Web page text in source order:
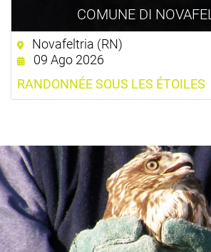
COMUNE DI
Novafeltria (RN)
09 Ago 2026
RANDONNÉE SOUS LES ÉTOILES